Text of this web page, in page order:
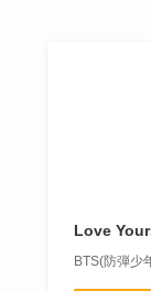
Love
BTS(防弾少